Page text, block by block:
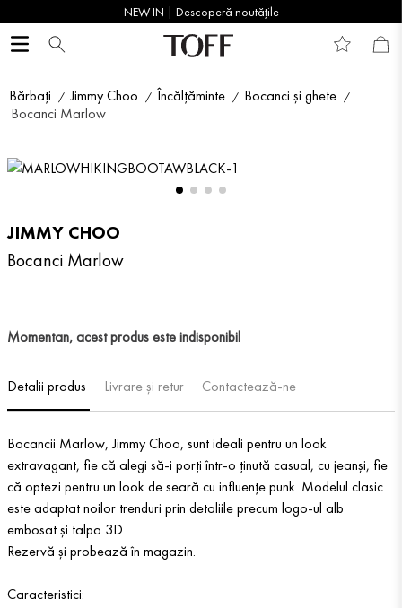
NEW IN | Descoperă noutățile
Bărbați Jimmy Choo Încălțăminte
Bocanci și ghete
Bocanci Marlow
JIMMY CHOO
Bocanci Marlow
Momentan, acest produs este indisponibil
Detalii produs Livrare și retur Contactează-ne
Bocancii Marlow, Jimmy Choo, sunt ideali pentru un look
extravagant, fie că alegi să-i porți într-o ținută casual, cu jeanși, fie
că optezi pentru un look de seară cu influențe punk. Modelul clasic
este adaptat noilor trenduri prin detaliile precum logo-ul alb
embosat și talpa 3D.
Rezervă și probează în magazin.
Caracteristici: